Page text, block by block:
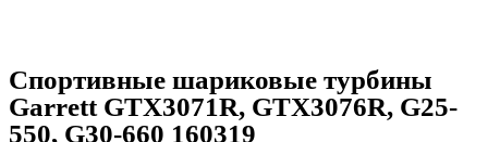
Спортивные шариковые турбины
Garrett GTX3071R, GTX3076R, G25-
550, G30-660 160319